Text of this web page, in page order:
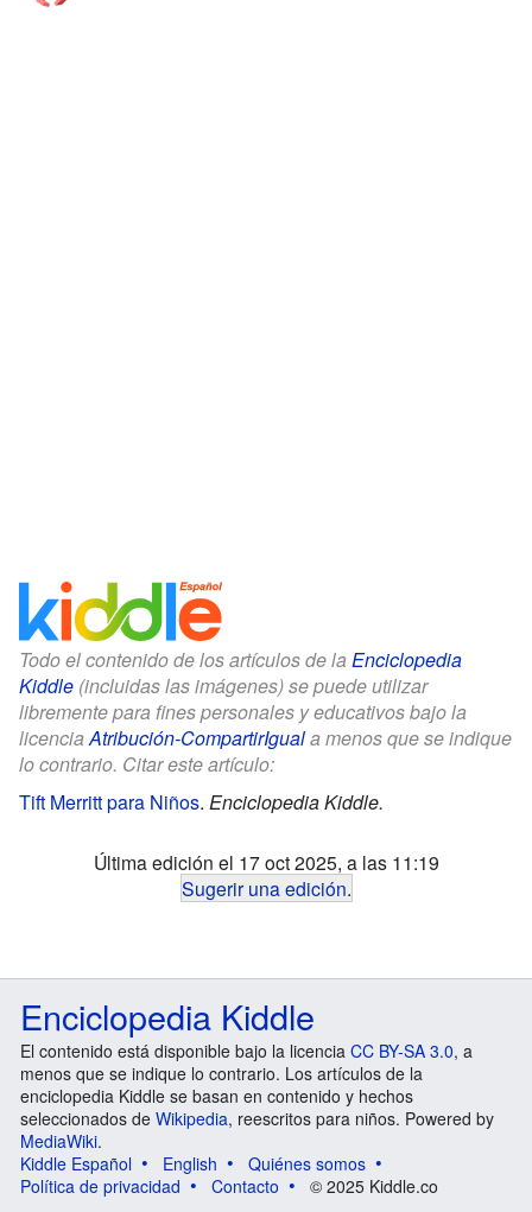
Todo el contenido de los artículos de la Enciclopedia
Kiddle (incluidas las imágenes) se puede utilizar
libremente para fines personales y educativos bajo la
licenciaAtribución-CompartirIguala menos que se indique
lo contrario. Citar este artículo:
Tift Merritt para Niños. Enciclopedia Kiddle.
Última edición el 17 oct 2025, a las 11:19
Sugerir una edición.
Enciclopedia Kiddle
El contenido está disponible bajo la licencia CC BY-SA 3.0, a
menos que se indique lo contrario. Los artículos de la
enciclopedia Kiddle se basan en contenido y hechos
seleccionados de Wikipedia, reescritos para niños. Powered by
MediaWiki.
Kiddle Español
English
Quiénes somos
Política de privacidad
Contacto © 2025 Kiddle.co